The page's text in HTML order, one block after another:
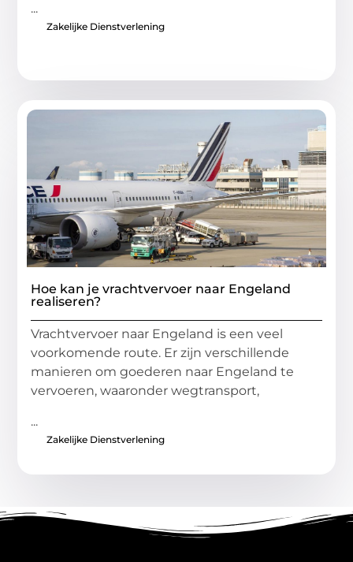
...
Zakelijke Dienstverlening
Hoe kan je vrachtvervoer naar Engeland
realiseren?
Vrachtvervoer naar Engeland is een veel
voorkomende route. Er zijn verschillende
manieren om goederen naar Engeland te
vervoeren, waaronder wegtransport,
...
Zakelijke Dienstverlening